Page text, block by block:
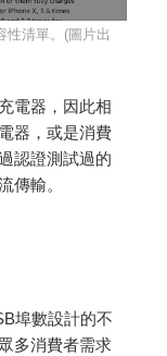
性清單。(圖片出
電器，因此相
器，或是消費
認證測試過的
傳輸。
埠數設計的不
多消費者需求